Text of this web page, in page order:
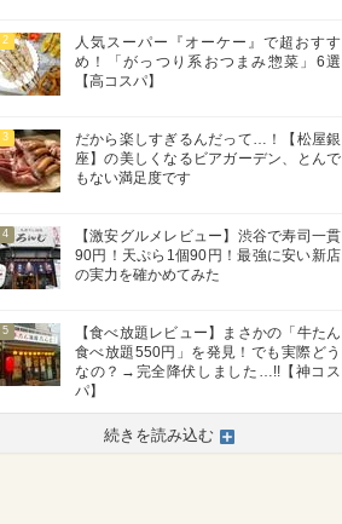
2
人気スーパー『オーケー』で超おすす
め！「がっつり系おつまみ惣菜」6選
【高コスパ】
3
だから楽しすぎるんだって…！【松屋銀
座】の美しくなるビアガーデン、とんで
もない満足度です
4
【激安グルメレビュー】渋谷で寿司一貫
90円！天ぷら1個90円！最強に安い新店
の実力を確かめてみた
5
【食べ放題レビュー】まさかの「牛たん
食べ放題550円」を発見！でも実際どう
なの？→完全降伏しました…!!【神コス
パ】
続きを読み込む